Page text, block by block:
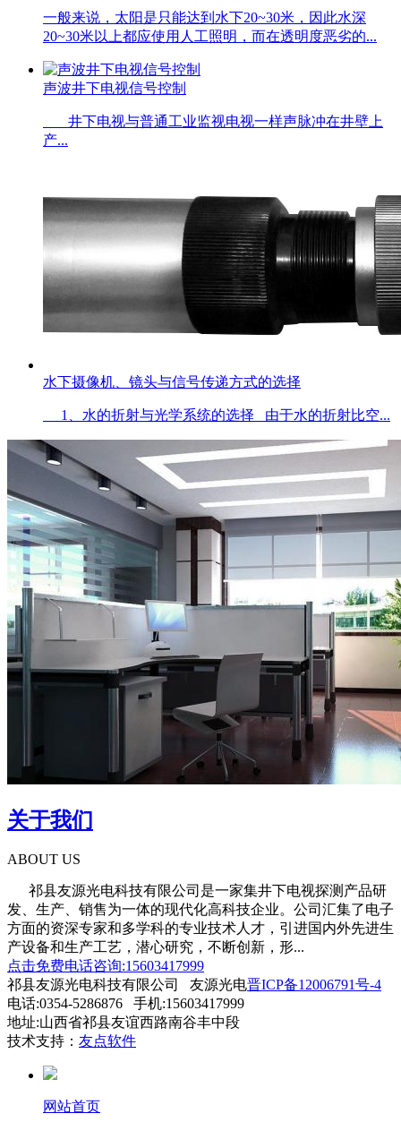
一般来说，太阳是只能达到水下20~30米，因此水深
20~30米以上都应使用人工照明，而在透明度恶劣的...
声波井下电视信号控制
井下电视与普通工业监视电视一样声脉冲在井壁上
产...
水下摄像机、镜头与信号传递方式的选择
1、水的折射与光学系统的选择 由于水的折射比空...
关于我们
ABOUT US
祁县友源光电科技有限公司是一家集井下电视探测产品研
发、生产、销售为一体的现代化高科技企业。公司汇集了电子
方面的资深专家和多学科的专业技术人才，引进国内外先进生
产设备和生产工艺，潜心研究，不断创新，形...
点击免费电话咨询:15603417999
祁县友源光电科技有限公司 友源光电晋ICP备12006791号-4
电话:0354-5286876 手机:15603417999
地址:山西省祁县友谊西路南谷丰中段
技术支持： 友点软件
网站首页